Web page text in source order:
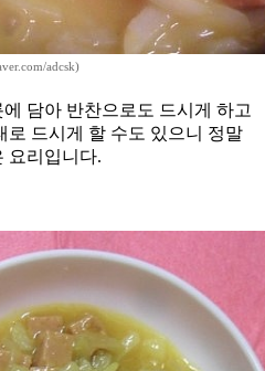
adcsk)
담아 반찬으로도 드시게 하고
로 드시게 할 수도 있으니 정말
요리입니다.